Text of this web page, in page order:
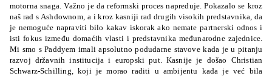
motorna snaga. Važno je da reformski proces napreduje. Pokazalo se kroz
naš rad s Ashdownom, a i kroz kasniji rad drugih visokih predstavnika, da
je nemoguće napraviti bilo kakav iskorak ako nemate partnerski odnos i
isti fokus između domaćih vlasti i predstavnika međunarodne zajednice.
Mi smo s Paddyem imali apsolutno podudarne stavove kada je u pitanju
razvoj državnih institucija i europski put. Kasnije je došao Christian
Schwarz-Schilling, koji je morao raditi u ambijentu kada je već bila